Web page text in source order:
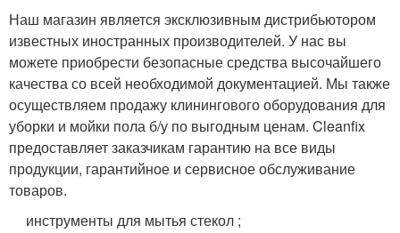
Наш магазин является эксклюзивным дистрибьютором
известных иностранных производителей. У нас вы
можете приобрести безопасные средства высочайшего
качества со всей необходимой документацией. Мы также
осуществляем продажу клинингового оборудования для
уборки и мойки пола б/у по выгодным ценам. Cleanfix
предоставляет заказчикам гарантию на все виды
продукции, гарантийное и сервисное обслуживание
товаров.
инструменты для мытья стекол ;